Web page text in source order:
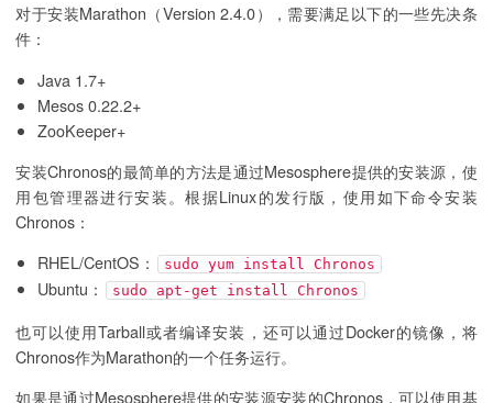
对于安装Marathon（Version 2.4.0），需要满足以下的一些先决条
件：
Java 1.7+
Mesos 0.22.2+
ZooKeeper+
安装Chronos的最简单的方法是通过Mesosphere提供的安装源，使
用包管理器进行安装。根据Linux的发行版，使用如下命令安装
Chronos：
RHEL/CentOS：
sudo yum install Chronos
Ubuntu： sudo apt-get install Chronos
也可以使用Tarball或者编译安装，还可以通过Docker的镜像，将
Chronos作为Marathon的一个任务运行。
如果是通过Mesosphere提供的安装源安装的Chronos，可以使用基